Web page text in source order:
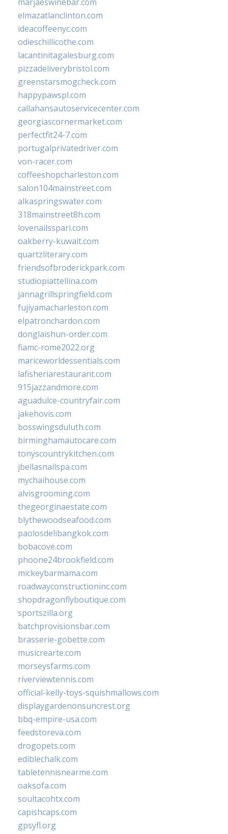
elmazatlanclinton.com
ideacoffeenyc.com
odieschillicothe.com
lacantinitagalesburg.com
pizzadeliverybristol.com
greenstarsmogcheck.com
happypawspl.com
callahansautoservicecenter.com
georgiascornermarket.com
perfectfit24-7.com
portugalprivatedriver.com
von-racer.com
coffeeshopcharleston.com
salon104mainstreet.com
alkaspringswater.com
318mainstreet8h.com
lovenailsspari.com
oakberry-kuwait.com
quartzliterary.com
friendsofbroderickpark.com
studiopiattellina.com
jannagrillspringfield.com
fujiyamacharleston.com
elpatronchardon.com
donglaishun-order.com
fiamc-rome2022.org
mariceworldessentials.com
lafisheriarestaurant.com
915jazzandmore.com
aguadulce-countryfair.com
jakehovis.com
bosswingsduluth.com
birminghamautocare.com
tonyscountrykitchen.com
jbellasnailspa.com
mychaihouse.com
alvisgrooming.com
thegeorginaestate.com
blythewoodseafood.com
paolosdelibangkok.com
bobacove.com
phoone24brookfield.com
mickeybarmama.com
roadwayconstructioninc.com
shopdragonflyboutique.com
sportszilla.org
batchprovisionsbar.com
brasserie-gobette.com
musicrearte.com
morseysfarms.com
riverviewtennis.com
official-kelly-toys-squishmallows.com
displaygardenonsuncrest.org
bbq-empire-usa.com
feedstoreva.com
drogopets.com
ediblechalk.com
tabletennisnearme.com
oaksofa.com
soultacohtx.com
capishcaps.com
gpsyfl.org